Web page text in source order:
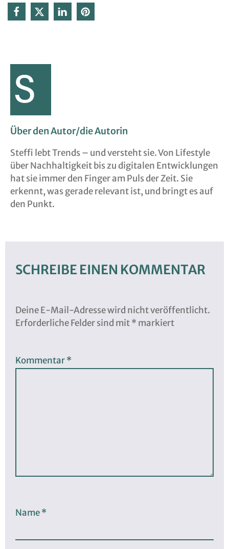
Über den Autor/die Autorin
Steffi lebt Trends – und versteht sie. Von Lifestyle
über Nachhaltigkeit bis zu digitalen Entwicklungen
hat sie immer den Finger am Puls der Zeit. Sie
erkennt, was gerade relevant ist, und bringt es auf
den Punkt.
SCHREIBE EINEN KOMMENTAR
Deine E-Mail-Adresse wird nicht veröffentlicht.
Erforderliche Felder sind mit* markiert
Kommentar*
Name*